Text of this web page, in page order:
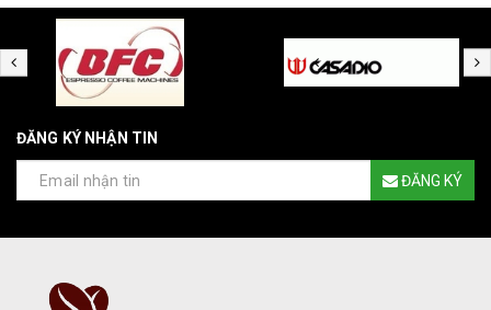
ĐĂNG KÝ NHẬN TIN
ĐĂNG KÝ